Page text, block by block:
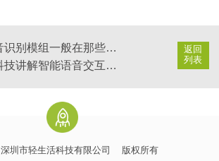
返回
列表
离线语音识别模组一般在那些领域被广泛应用？
轻生活科技讲解智能语音交互平台
深圳市轻生活科技有限公司
版权所有